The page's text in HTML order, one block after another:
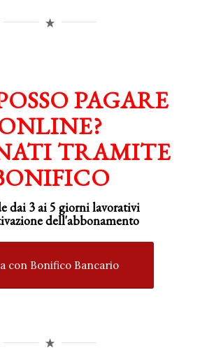
PAGARE
TRAMITE
dai 3 ai 5 giorni lavorativi
dell'abbonamento
con Bonifico Bancario